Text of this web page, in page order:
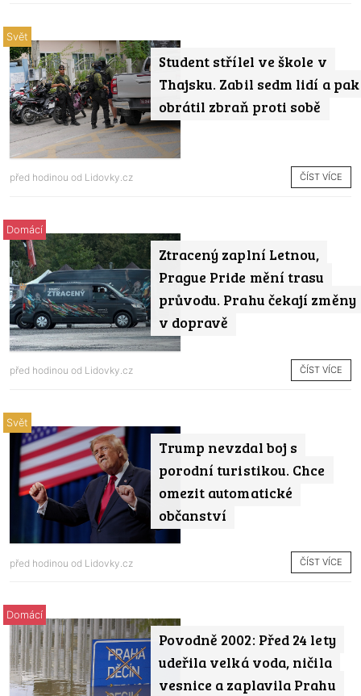
Student střílel ve škole v
Thajsku. Zabil sedm lidí a pak
obrátil zbraň proti sobě
Svět
před hodinou od Lidovky.cz ČÍST VÍCE
Ztracený zaplní Letnou,
Prague Pride mění trasu
průvodu. Prahu čekají změny
v dopravě
Domácí
před hodinou od Lidovky.cz ČÍST VÍCE
Trump nevzdal boj s
porodní turistikou. Chce
omezit automatické
občanství
Svět
před hodinou od Lidovky.cz ČÍST VÍCE
Povodně 2002: Před 24 lety
udeřila velká voda, ničila
vesnice a zaplavila Prahu
Domácí